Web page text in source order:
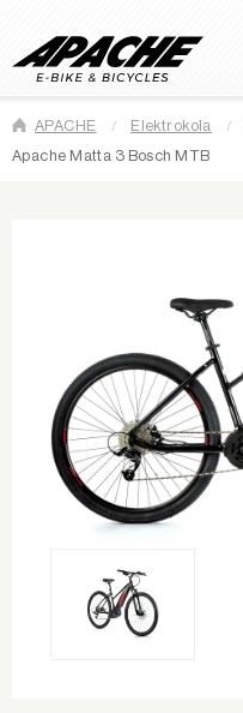
APACHE Elektrokola
Apache Matta 3 Bosch MTB